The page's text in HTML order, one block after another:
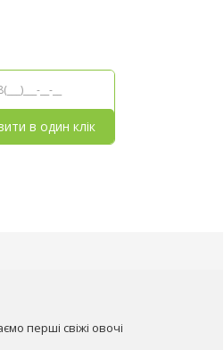
в один клік
перші свіжі овочі